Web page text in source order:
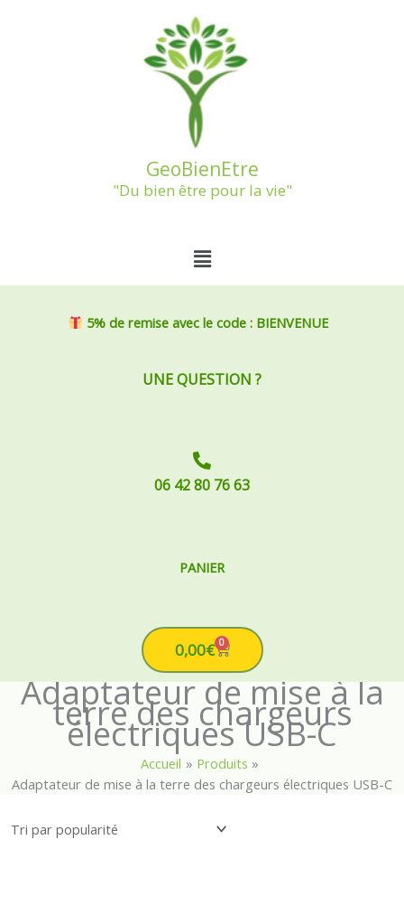
GeoBienEtre
"Du bien être pour la vie"
Menu
5% de remise avec le code : BIENVENUE
UNE QUESTION ?
06 42 80 76 63
PANIER
0,00€ 0
Cart
Adaptateur de mise à la
terre des chargeurs
électriques USB-C
Accueil
Produits
Adaptateur de mise à la terre des chargeurs électriques USB-C